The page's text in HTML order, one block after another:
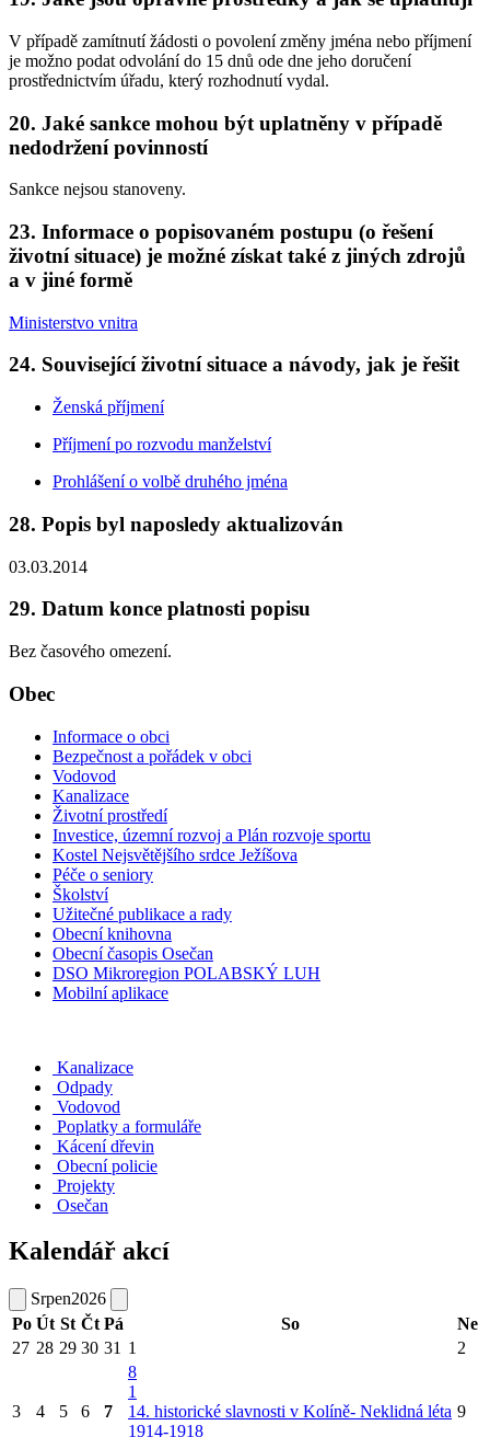
V případě zamítnutí žádosti o povolení změny jména nebo příjmení
je možno podat odvolání do 15 dnů ode dne jeho doručení
prostřednictvím úřadu, který rozhodnutí vydal.
20. Jaké sankce mohou být uplatněny v případě
nedodržení povinností
Sankce nejsou stanoveny.
23. Informace o popisovaném postupu (o řešení
životní situace) je možné získat také z jiných zdrojů
a v jiné formě
Ministerstvo vnitra
24. Související životní situace a návody, jak je řešit
Ženská příjmení
Příjmení po rozvodu manželství
Prohlášení o volbě druhého jména
28. Popis byl naposledy aktualizován
03.03.2014
29. Datum konce platnosti popisu
Bez časového omezení.
Obec
Informace o obci
Bezpečnost a pořádek v obci
Vodovod
Kanalizace
Životní prostředí
Investice, územní rozvoj a Plán rozvoje sportu
Kostel Nejsvětějšího srdce Ježíšova
Péče o seniory
Školství
Užitečné publikace a rady
Obecní knihovna
Obecní časopis Osečan
DSO Mikroregion POLABSKÝ LUH
Mobilní aplikace
Kanalizace
Odpady
Vodovod
Poplatky a formuláře
Kácení dřevin
Obecní policie
Projekty
Osečan
Kalendář akcí
Srpen2026
Po Út St Čt Pá So
Ne
27 28 29 30 31 1 2
3 4 5 6 7
8
1
14. historické slavnosti v Kolíně- Neklidná léta
1914-1918
9